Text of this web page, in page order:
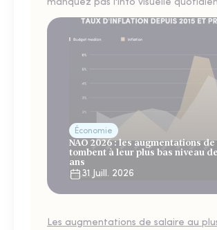
manquez pas l'info visuelle
Économie
NAO 2026 : les augmentations
tombent à leur plus bas niveau
ans
31 Juill. 2026
Les augmentations de salaire au